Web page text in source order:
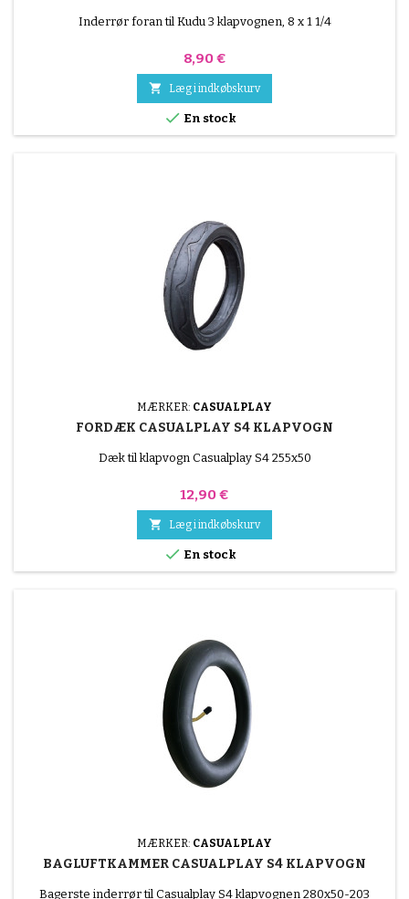
Inderrør foran til Kudu 3 klapvognen, 8 x 1 1/4
Pris
8,90 €
 Læg i indkøbskurv
 En stock
MÆRKER: CASUALPLAY
FORDÆK CASUALPLAY S4 KLAPVOGN
Dæk til klapvogn Casualplay S4 255x50
Pris
12,90 €
 Læg i indkøbskurv
 En stock
MÆRKER: CASUALPLAY
BAGLUFTKAMMER CASUALPLAY S4 KLAPVOGN
Bagerste inderrør til Casualplay S4 klapvognen 280x50-203